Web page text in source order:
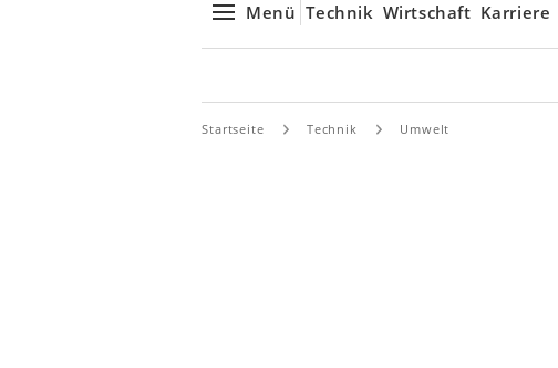
Menü Technik Wirtschaft Karriere
Startseite Technik Umwelt